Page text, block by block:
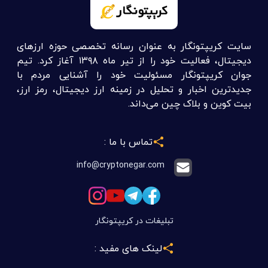
سایت کریپتونگار به عنوان رسانه تخصصی حوزه ارزهای
دیجیتال، فعالیت خود را از تیر ماه ۱۳۹۸ آغاز کرد. تیم
جوان کریپتونگار مسئولیت خود را آشنایی مردم با
جدیدترین اخبار و تحلیل در زمینه ارز دیجیتال، رمز ارز،
بیت کوین و بلاک چین می‌داند.
تماس با ما :
info@cryptonegar.com
تبلیغات در کریپتونگار
لینک های مفید :